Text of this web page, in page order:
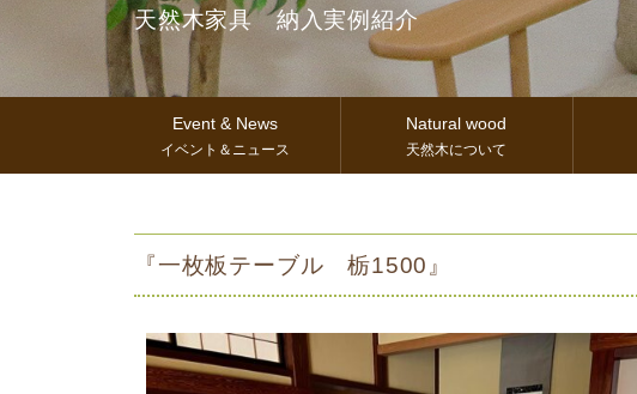
天然木家具 納入実例紹介
Event & News
イベント＆ニュース
Natural wood
天然木について
『一枚板テーブル 栃1500』